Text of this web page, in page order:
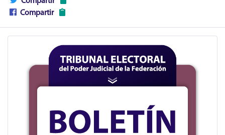
Compartir